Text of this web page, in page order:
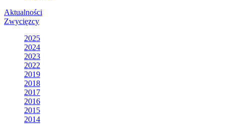
Aktualności
Zwycięzcy
2025
2024
2023
2022
2019
2018
2017
2016
2015
2014